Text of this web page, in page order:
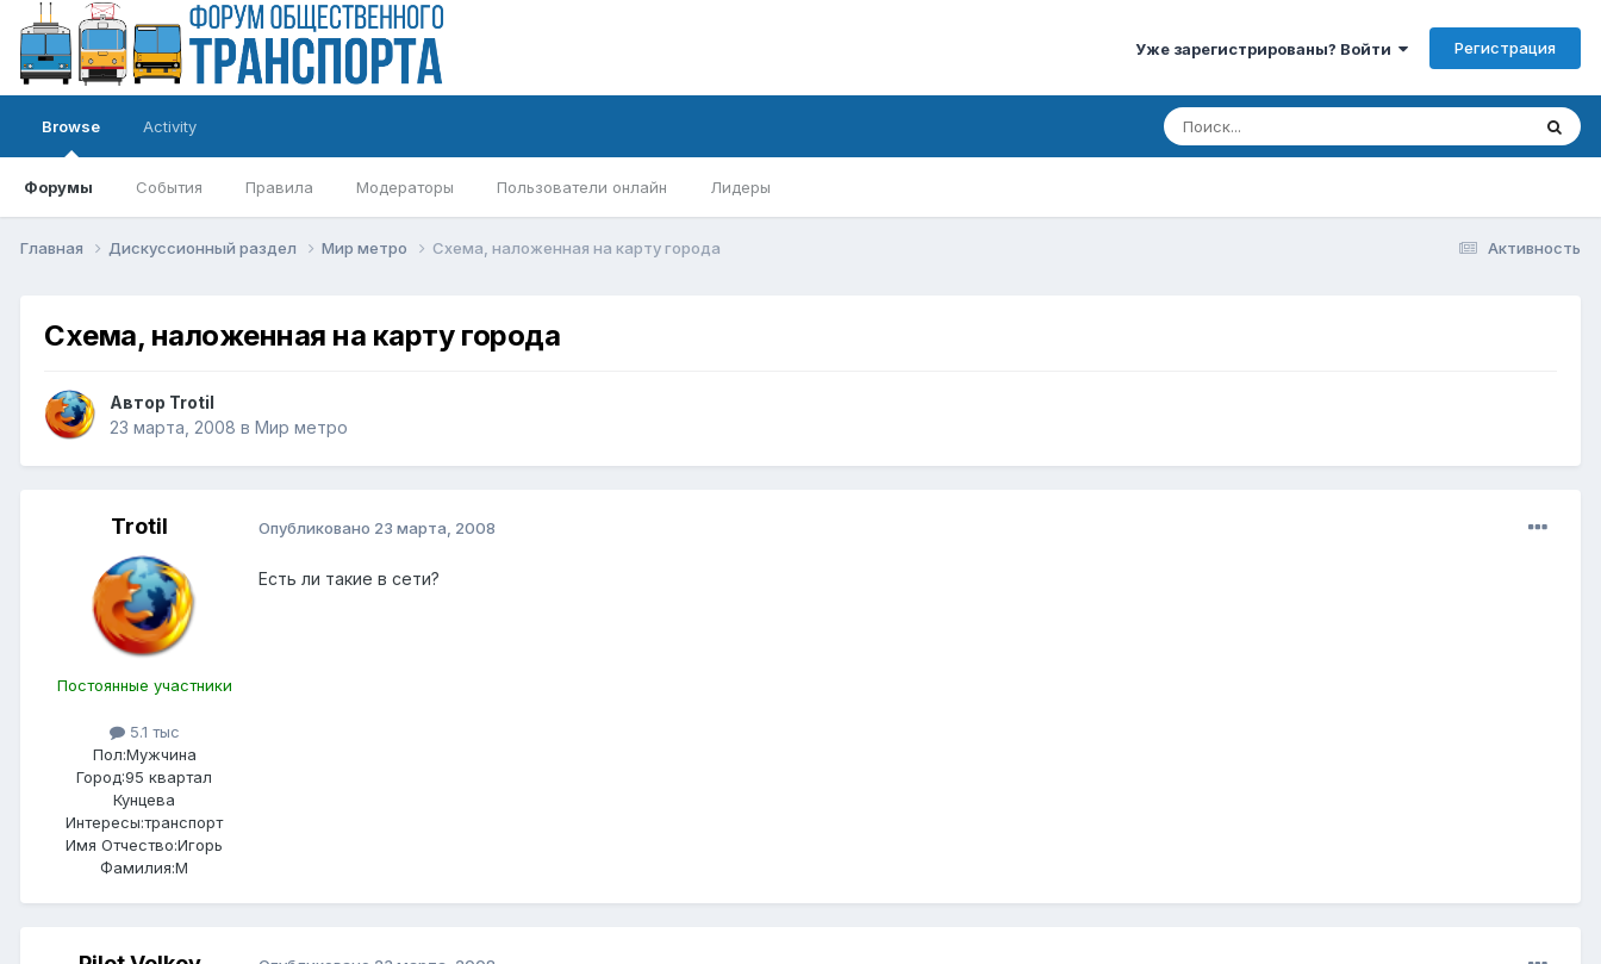
Уже зарегистрированы? Войти Регистрация
Browse
Форумы События Правила Модераторы Пользователи онлайн Лидеры
Activity
Активность
Главная Дискуссионный раздел Мир метро Схема, наложенная на карту города
Схема, наложенная на карту города
Автор Trotil
23 марта, 2008 в Мир метро
Trotil
Постоянные участники
5.1 тыс
Пол:Мужчина
Город:95 квартал
Кунцева
Интересы:транспорт
Имя Отчество:Игорь
Фамилия:М
Опубликовано 23 марта, 2008
Есть ли такие в сети?